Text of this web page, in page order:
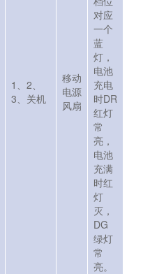
1、2、
3、关机
移动
电源
风扇
对应
一个
蓝
灯，
电池
充电
时DR
红灯
常
亮，
电池
充满
时红
灯
灭，
DG
绿灯
常
亮。